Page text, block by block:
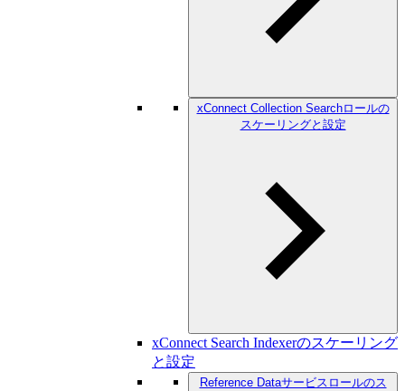
xConnect Collection Searchロールの
スケーリングと設定
xConnect Search Indexerのスケーリング
と設定
Reference Dataサービスロールのス